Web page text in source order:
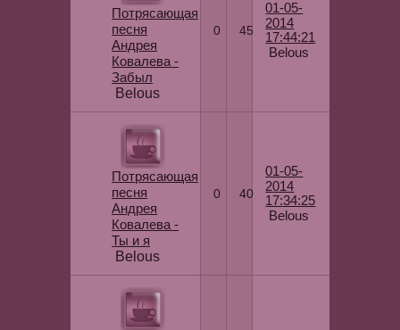
Потрясающая
песня
Андрея
Ковалева -
Забыл
Belous
0 45
01-05-
2014
17:44:21
Belous
Потрясающая
песня
Андрея
Ковалева -
Ты и я
Belous
0 40
01-05-
2014
17:34:25
Belous